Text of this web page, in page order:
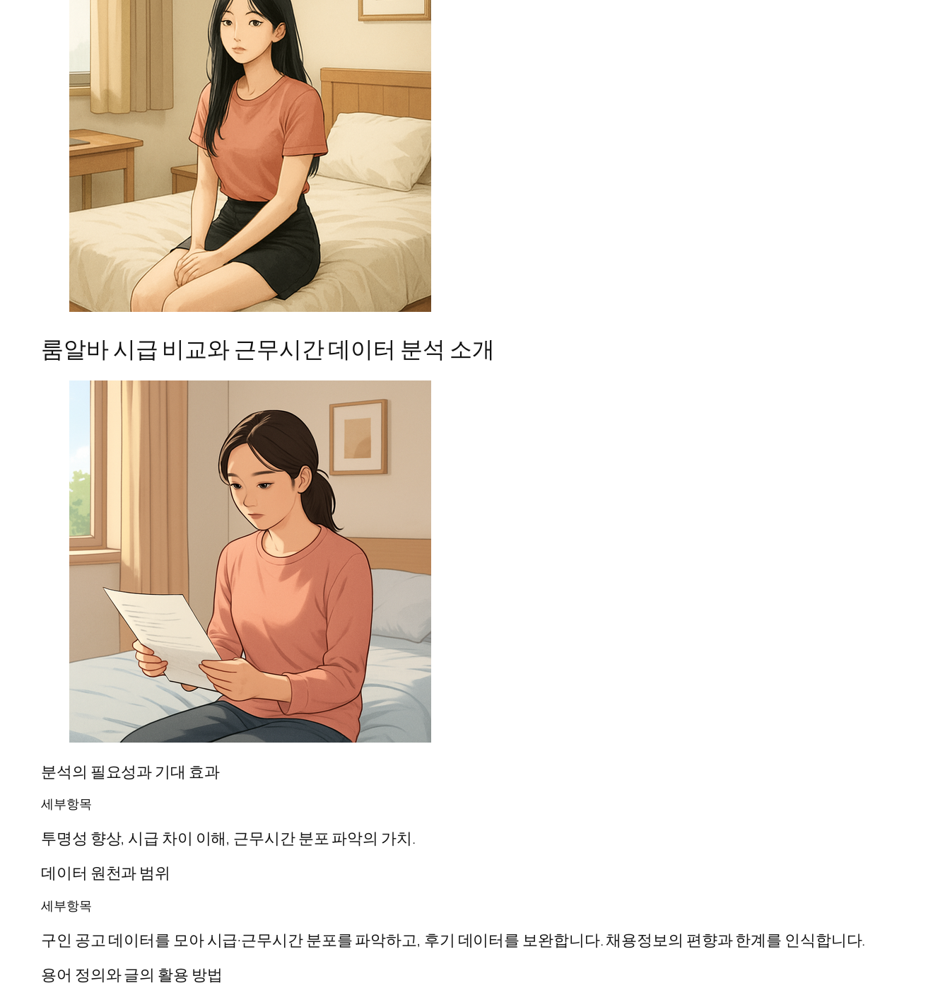
룸알바 시급 비교와 근무시간 데이터 분석 소개
분석의 필요성과 기대 효과
세부항목
투명성 향상, 시급 차이 이해, 근무시간 분포 파악의 가치.
데이터 원천과 범위
세부항목
구인 공고 데이터를 모아 시급·근무시간 분포를 파악하고, 후기 데이터를 보완합니다. 채용정보의 편향과 한계를 인식합니다.
용어 정의와 글의 활용 방법